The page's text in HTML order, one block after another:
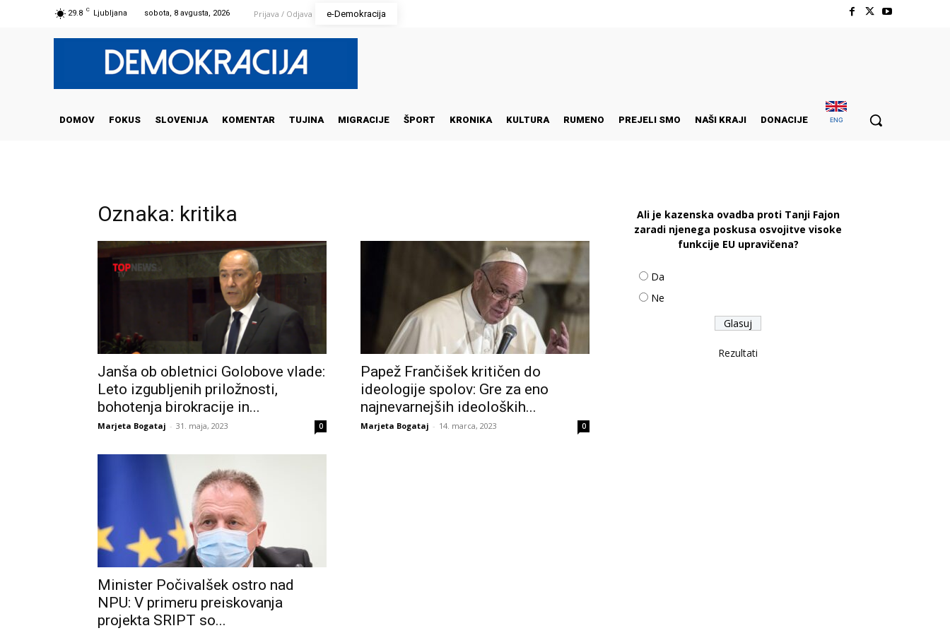
29.8 C Ljubljana sobota, 8 avgusta, 2026 Prijava / Odjava e-Demokracija
DOMOV FOKUS SLOVENIJA KOMENTAR TUJINA MIGRACIJE ŠPORT KRONIKA KULTURA RUMENO PREJELI SMO NAŠI KRAJI DONACIJE ENG
Oznaka: kritika
Janša ob obletnici Golobove vlade:
Leto izgubljenih priložnosti,
bohotenja birokracije in...
Marjeta Bogataj - 31. maja, 2023 0
Papež Frančišek kritičen do
ideologije spolov: Gre za eno
najnevarnejših ideoloških...
Marjeta Bogataj - 14. marca, 2023 0
Minister Počivalšek ostro nad
NPU: V primeru preiskovanja
projekta SRIPT so...
Ali je kazenska ovadba proti Tanji Fajon
zaradi njenega poskusa osvojitve visoke
funkcije EU upravičena?
Da
Ne
Rezultati